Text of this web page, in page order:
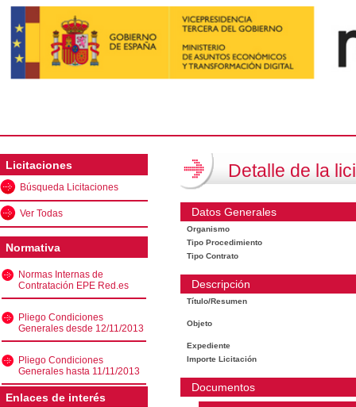
Licitaciones
Búsqueda Licitaciones
Ver Todas
Normativa
Normas Internas de
Contratación EPE Red.es
Pliego Condiciones
Generales desde 12/11/2013
Pliego Condiciones
Generales hasta 11/11/2013
Enlaces de interés
Detalle de la
Datos Generales
Organismo
Tipo Procedimiento
Tipo Contrato
Descripción
Título/Resumen
Objeto
Expediente
Importe Licitación
Documentos